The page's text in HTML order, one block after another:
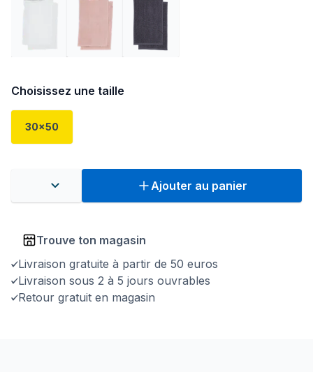
Choisissez une taille
30x50
Ajouter au panier
Trouve ton magasin
Livraison gratuite à partir de 50 euros
Livraison sous 2 à 5 jours ouvrables
Retour gratuit en magasin